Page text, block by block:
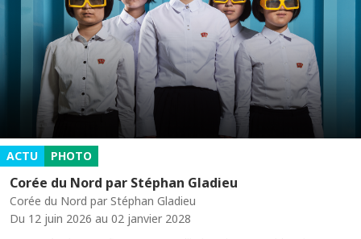
ACTU PHOTO
Corée du Nord par Stéphan Gladieu
Corée du Nord par Stéphan Gladieu
Du 12 juin 2026 au 02 janvier 2028